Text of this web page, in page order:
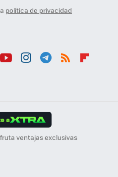
política de privacidad
a
ventajas exclusivas